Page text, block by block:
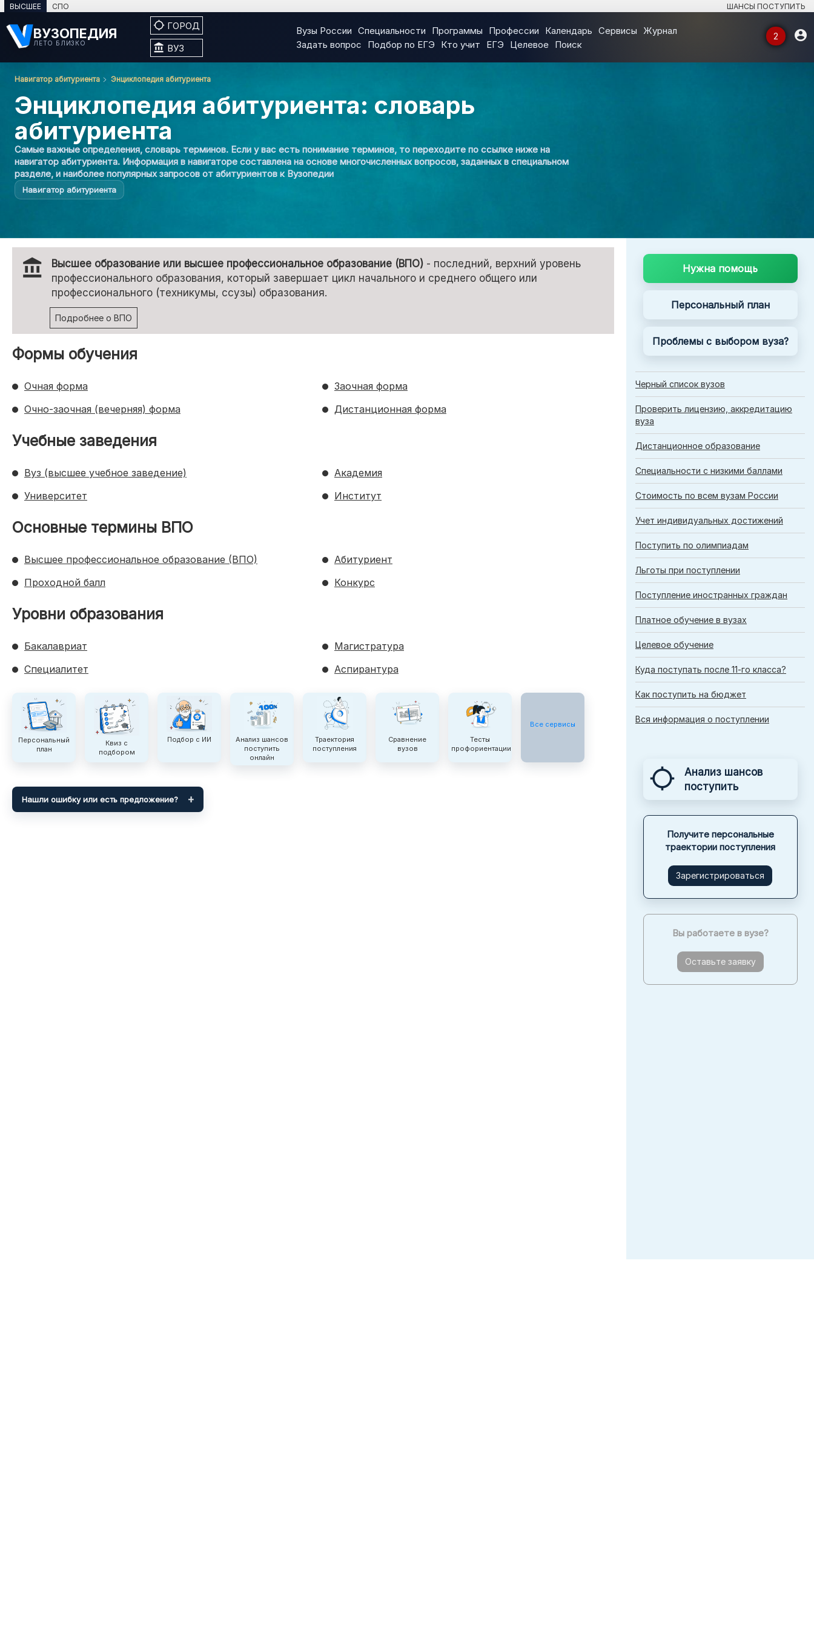
ВЫСШЕЕ СПО ШАНСЫ ПОСТУПИТЬ
ВУЗОПЕДИЯ
ЛЕТО БЛИЗКО
 ГОРОД
 ВУЗ
Вузы России Специальности Программы Профессии Календарь Сервисы
Журнал
Задать вопрос
Подбор по ЕГЭ Кто учит ЕГЭ Целевое Поиск
2 
Вузы
Специальности
Программы
ДАТЫ ПОСТУПЛЕНИЯ
Даты в вузах
Дни открытых дверей
Траектория поступления
⌄
Подбор по ЕГЭ ⌄
ЕГЭ
ПРОЧЕЕ
Целевое
›
Задать вопрос
Поиск
Навигатор абитуриента Энциклопедия абитуриента
Энциклопедия абитуриента: словарь
абитуриента
Самые важные определения, словарь терминов. Если у вас есть понимание терминов, то переходите по ссылке ниже на
навигатор абитуриента. Информация в навигаторе составлена на основе многочисленных вопросов, заданных в специальном
разделе, и наиболее популярных запросов от абитуриентов к Вузопедии
Навигатор абитуриента
account_balance Высшее образование или высшее профессиональное образование (ВПО) - последний, верхний уровень
профессионального образования, который завершает цикл начального и среднего общего или
профессионального (техникумы, ссузы) образования.
Подробнее о ВПО
Формы обучения
Очная форма
Заочная форма
Очно-заочная (вечерняя) форма
Дистанционная форма
Учебные заведения
Вуз (высшее учебное заведение)
Академия
Университет
Институт
Основные термины ВПО
Высшее профессиональное образование (ВПО)
Абитуриент
Проходной балл
Конкурс
Уровни образования
Бакалавриат
Магистратура
Специалитет
Аспирантура
Персональный
план
Квиз с
подбором
Подбор с ИИ
Анализ шансов
поступить
онлайн
Траектория
поступления
Сравнение
вузов
Тесты
профориентации
Все сервисы
Нашли ошибку или есть предложение?
Нужна помощь
Персональный план
Проблемы с выбором вуза?
Черный список вузов
Проверить лицензию, аккредитацию
вуза
Дистанционное образование
Специальности с низкими баллами
Стоимость по всем вузам России
Учет индивидуальных достижений
Поступить по олимпиадам
Льготы при поступлении
Поступление иностранных граждан
Платное обучение в вузах
Целевое обучение
Куда поступать после 11-го класса?
Как поступить на бюджет
Вся информация о поступлении

Анализ шансов
поступить
Получите персональные
траектории поступления
Зарегистрироваться
Вы работаете в вузе?
Оставьте заявку